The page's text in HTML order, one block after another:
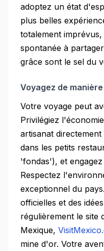
adoptez un état
plus belles
totalement
spontanée à
grâce sont le sel du
Voyagez de
Votre voyage peut
Privilégiez
artisanat
dans les petits
'fondas'), et
Respectez
exceptionnel du
officielles et des
régulièrement le site
Mexique,
mine d'or. Votre